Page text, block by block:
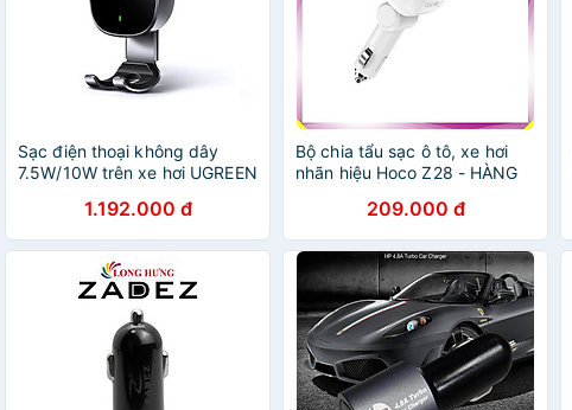
Sạc điện thoại không dây
7.5W/10W trên xe hơi UGREEN
1.192.000 đ
Bộ chia tẩu sạc ô tô, xe hơi
nhãn hiệu Hoco Z28 - HÀNG
209.000 đ